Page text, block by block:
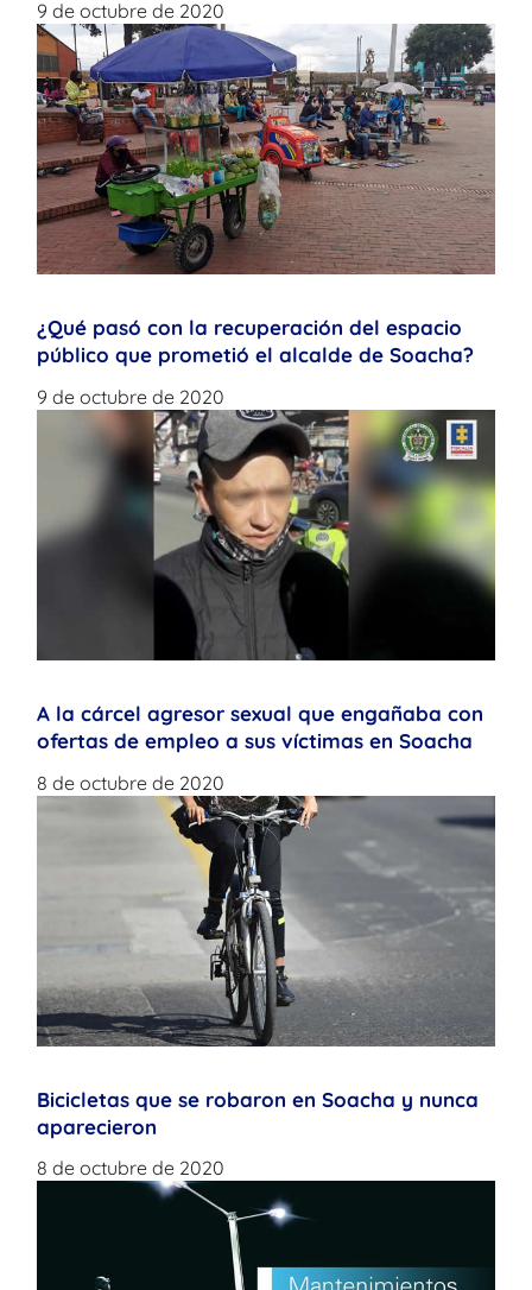
9 de octubre de 2020
¿Qué pasó con la recuperación del espacio
público que prometió el alcalde de Soacha?
9 de octubre de 2020
A la cárcel agresor sexual que engañaba con
ofertas de empleo a sus víctimas en Soacha
8 de octubre de 2020
Bicicletas que se robaron en Soacha y nunca
aparecieron
8 de octubre de 2020